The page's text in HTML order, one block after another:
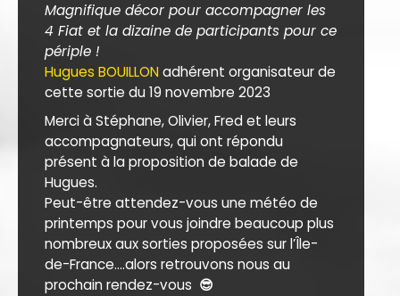
Magnifique décor pour accompagner les
4 Fiat et la dizaine de participants pour ce
périple !
Hugues BOUILLON adhérent organisateur de
cette sortie du 19 novembre 2023
Merci à Stéphane, Olivier, Fred et leurs
accompagnateurs, qui ont répondu
présent à la proposition de balade de
Hugues.
Peut-être attendez-vous une météo de
printemps pour vous joindre beaucoup plus
nombreux aux sorties proposées sur l’Île-
de-France....alors retrouvons nous au
prochain rendez-vous 😎